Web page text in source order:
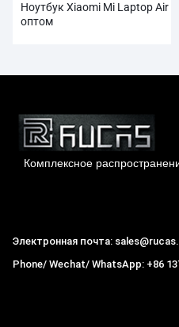
Ноутбук Xiaomi Mi Laptop Air
оптом
Комплексное
Электронная почта:
Phone/ Wechat/ WhatsApp: +86